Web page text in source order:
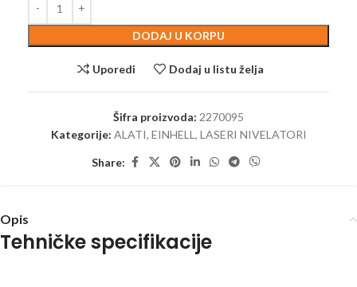
DODAJ U KORPU
Uporedi Dodaj u listu želja
Šifra proizvoda: 2270095
Kategorije: ALATI, EINHELL , LASERI NIVELATORI
Share:
Opis
Tehničke specifikacije